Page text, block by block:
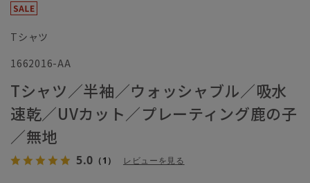
Tシャツ
1662016-AA
Tシャツ／半袖／ウォッシャブル／吸水
速乾／UVカット／プレーティング鹿の子
／無地
5.0 （1） レビューを見る